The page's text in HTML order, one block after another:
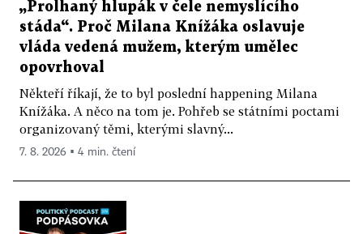
„Prolhaný hlupák v čele nemyslícího
stáda“. Proč Milana Knížáka oslavuje
vláda vedená mužem, kterým umělec
opovrhoval
Někteří říkají, že to byl poslední happening Milana
Knížáka. A něco na tom je. Pohřeb se státními poctami
organizovaný těmi, kterými slavný...
7. 8. 2026 ▪ 4 min. čtení